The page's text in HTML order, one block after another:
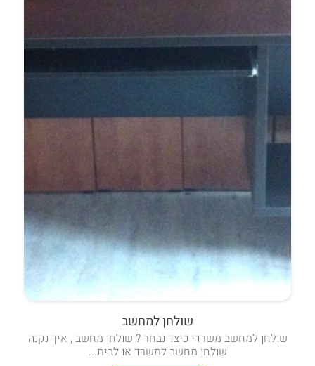
שולחן למחשב
שולחן למחשב משרדי כיצד נבחר ? שולחן מחשב , איך נקנה
שולחן מחשב למשרד או לבית...